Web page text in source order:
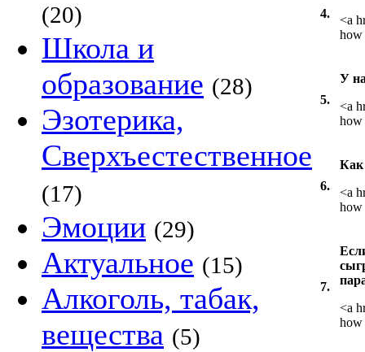
(20)
Школа и
образование (28)
Эзотерика,
Сверхъестественное
(17)
Эмоции (29)
Актуальное (15)
Алкоголь, табак,
вещества (5)
4.
<a
how
5.
У
<a
how
6.
Как
<a
how
7.
<a
how